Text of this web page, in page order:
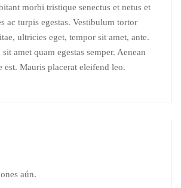
morbi tristique senectus et netus et
ac turpis egestas. Vestibulum tortor
ultricies eget, tempor sit amet, ante.
amet quam egestas semper. Aenean
est. Mauris placerat eleifend leo.
aún.